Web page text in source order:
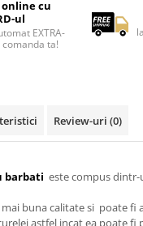
cu
ul
EXTRA-
ta!
Review-uri (0)
barbati este compus
buna calitate si poate fi
astfel incat ea poate